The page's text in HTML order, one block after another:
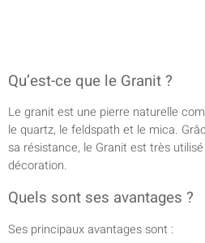
Qu’est-ce que le Granit ?
Le granit est une pierre naturelle
le quartz, le feldspath et le mica.
sa résistance, le Granit est très
décoration.
Quels sont ses avantages ?
Ses principaux avantages sont :